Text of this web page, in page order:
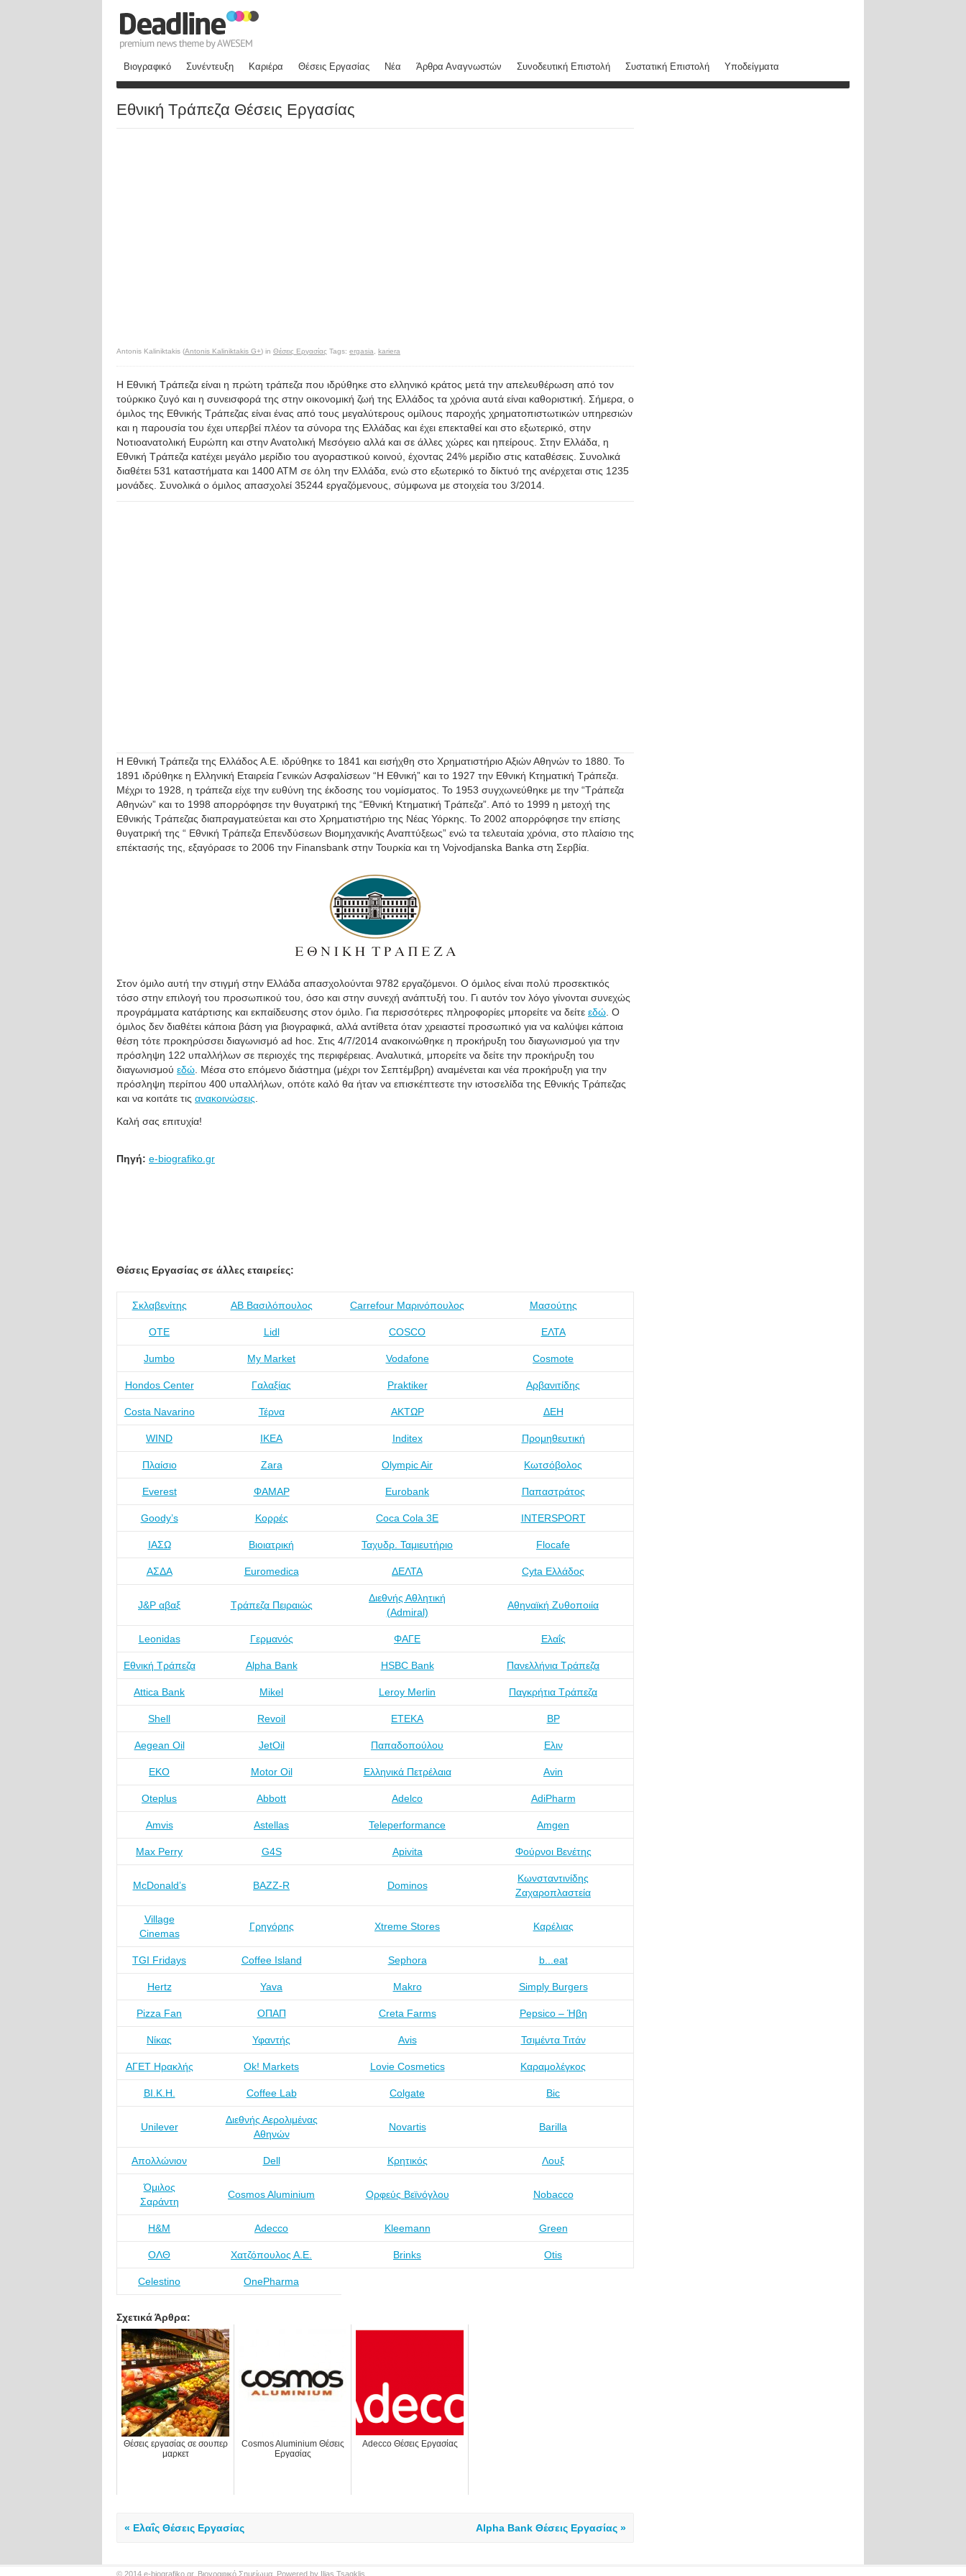
Βιογραφικό Συνέντευξη Καριέρα Θέσεις Εργασίας Νέα Άρθρα Αναγνωστών Συνοδευτική Επιστολή Συστατική Επιστολή Υποδείγματα
Εθνική Τράπεζα Θέσεις Εργασίας
Antonis Kaliniktakis (Antonis Kaliniktakis G+) in Θέσεις Εργασίας Tags: ergasia kariera
Η Εθνική Τράπεζα είναι η πρώτη τράπεζα που ιδρύθηκε στο ελληνικό κράτος μετά την απελευθέρωση από τον
τούρκικο ζυγό και η συνεισφορά της στην οικονομική ζωή της Ελλάδος τα χρόνια αυτά είναι καθοριστική. Σήμερα, ο
όμιλος της Εθνικής Τράπεζας είναι ένας από τους μεγαλύτερους ομίλους παροχής χρηματοπιστωτικών υπηρεσιών
και η παρουσία του έχει υπερβεί πλέον τα σύνορα της Ελλάδας και έχει επεκταθεί και στο εξωτερικό, στην
Νοτιοανατολική Ευρώπη και στην Ανατολική Μεσόγειο αλλά και σε άλλες χώρες και ηπείρους. Στην Ελλάδα, η
Εθνική Τράπεζα κατέχει μεγάλο μερίδιο του αγοραστικού κοινού, έχοντας 24% μερίδιο στις καταθέσεις. Συνολικά
διαθέτει 531 καταστήματα και 1400 ΑΤΜ σε όλη την Ελλάδα, ενώ στο εξωτερικό το δίκτυό της ανέρχεται στις 1235
μονάδες. Συνολικά ο όμιλος απασχολεί 35244 εργαζόμενους, σύμφωνα με στοιχεία του 3/2014.
Η Εθνική Τράπεζα της Ελλάδος Α.Ε. ιδρύθηκε το 1841 και εισήχθη στο Χρηματιστήριο Αξιών Αθηνών το 1880. Το
1891 ιδρύθηκε η Ελληνική Εταιρεία Γενικών Ασφαλίσεων “Η Εθνική” και το 1927 την Εθνική Κτηματική Τράπεζα.
Μέχρι το 1928, η τράπεζα είχε την ευθύνη της έκδοσης του νομίσματος. Το 1953 συγχωνεύθηκε με την “Τράπεζα
Αθηνών” και το 1998 απορρόφησε την θυγατρική της “Εθνική Κτηματική Τράπεζα”. Από το 1999 η μετοχή της
Εθνικής Τράπεζας διαπραγματεύεται και στο Χρηματιστήριο της Νέας Υόρκης. Το 2002 απορρόφησε την επίσης
θυγατρική της “ Εθνική Τράπεζα Επενδύσεων Βιομηχανικής Αναπτύξεως” ενώ τα τελευταία χρόνια, στο πλαίσιο της
επέκτασής της, εξαγόρασε το 2006 την Finansbank στην Τουρκία και τη Vojvodjanska Banka στη Σερβία.
Στον όμιλο αυτή την στιγμή στην Ελλάδα απασχολούνται 9782 εργαζόμενοι. Ο όμιλος είναι πολύ προσεκτικός
τόσο στην επιλογή του προσωπικού του, όσο και στην συνεχή ανάπτυξή του. Γι αυτόν τον λόγο γίνονται συνεχώς
προγράμματα κατάρτισης και εκπαίδευσης στον όμιλο. Για περισσότερες πληροφορίες μπορείτε να δείτε εδώ . Ο
όμιλος δεν διαθέτει κάποια βάση για βιογραφικά, αλλά αντίθετα όταν χρειαστεί προσωπικό για να καλύψει κάποια
θέση τότε προκηρύσσει διαγωνισμό ad hoc. Στις 4/7/2014 ανακοινώθηκε η προκήρυξη του διαγωνισμού για την
πρόσληψη 122 υπαλλήλων σε περιοχές της περιφέρειας. Αναλυτικά, μπορείτε να δείτε την προκήρυξη του
διαγωνισμού εδώ . Μέσα στο επόμενο διάστημα (μέχρι τον Σεπτέμβρη) αναμένεται και νέα προκήρυξη για την
πρόσληψη περίπου 400 υπαλλήλων, οπότε καλό θα ήταν να επισκέπτεστε την ιστοσελίδα της Εθνικής Τράπεζας
και να κοιτάτε τις ανακοινώσεις
Καλή σας επιτυχία!
Πηγή: e-biografiko.gr
Θέσεις Εργασίας σε άλλες εταιρείες:
Σκλαβενίτης ΑΒ Βασιλόπουλος Carrefour Μαρινόπουλος Μασούτης
ΟΤΕ Lidl COSCO ΕΛΤΑ
Jumbo My Market Vodafone Cosmote
Hondos Center Γαλαξίας Praktiker Αρβανιτίδης
Costa Navarino Τέρνα ΑΚΤΩΡ ΔΕΗ
WIND IKEA Inditex Προμηθευτική
Πλαίσιο Zara Olympic Air Κωτσόβολος
Everest ΦΑΜΑΡ Eurobank Παπαστράτος
Goody’s Κορρές Coca Cola 3Ε INTERSPORT
ΙΑΣΩ Βιοιατρική Ταχυδρ. Ταμιευτήριο Flocafe
ΑΣΔΑ Euromedica ΔΕΛΤΑ Cyta Ελλάδος
J&P αβαξ Τράπεζα Πειραιώς
Διεθνής Αθλητική
(Admiral)
Αθηναϊκή Ζυθοποιία
Leonidas Γερμανός ΦΑΓΕ Ελαΐς
Εθνική Τράπεζα Alpha Bank HSBC Bank Πανελλήνια Τράπεζα
Attica Bank Mikel Leroy Merlin Παγκρήτια Τράπεζα
Shell Revoil ΕΤΕΚΑ BP
Aegean Oil JetOil Παπαδοπούλου Ελιν
ΕΚΟ Motor Oil Ελληνικά Πετρέλαια Avin
Oteplus Abbott Adelco AdiPharm
Amvis Astellas Teleperformance Amgen
Max Perry G4S Apivita Φούρνοι Βενέτης
McDonald’s BAZZ-R Dominos
Κωνσταντινίδης
Ζαχαροπλαστεία
Village
Cinemas
Γρηγόρης Xtreme Stores Καρέλιας
TGI Fridays Coffee Island Sephora b...eat
Hertz Yava Makro Simply Burgers
Pizza Fan ΟΠΑΠ Creta Farms Pepsico – Ήβη
Νίκας Υφαντής Avis Τσιμέντα Τιτάν
ΑΓΕΤ Ηρακλής Ok! Markets Lovie Cosmetics Καραμολέγκος
ΒΙ.Κ.Η. Coffee Lab Colgate Bic
Unilever
Διεθνής Αερολιμένας
Αθηνών
Novartis Barilla
Απολλώνιον Dell Κρητικός Λουξ
Όμιλος
Σαράντη
Cosmos Aluminium Ορφεύς Βεϊνόγλου Nobacco
H&M Adecco Kleemann Green
ΟΛΘ Χατζόπουλος Α.Ε. Brinks Otis
Celestino OnePharma
Σχετικά Άρθρα:
Θέσεις εργασίας σε σουπερ
μαρκετ
Cosmos Aluminium Θέσεις
Εργασίας
Adecco Θέσεις Εργασίας
« Ελαΐς Θέσεις Εργασίας Alpha Bank Θέσεις Εργασίας »
© 2014 e-biografiko.gr. Βιογραφικό Σημείωμα. Powered by Ilias Tsagklis